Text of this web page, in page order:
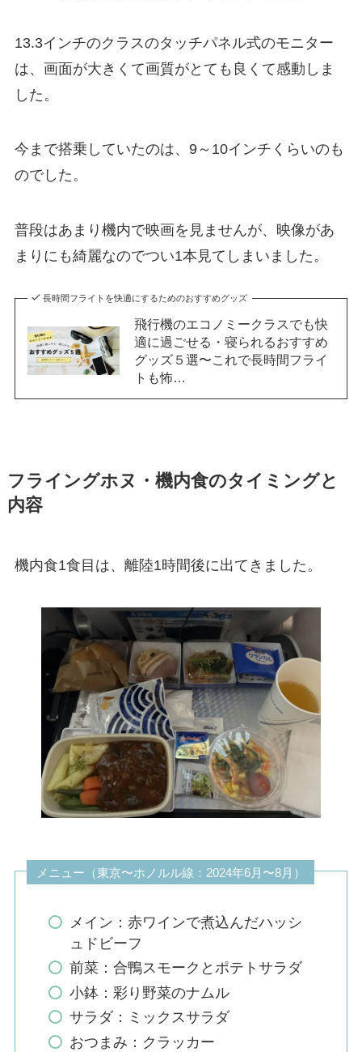
13.3インチのクラスのタッチパネル式のモニター
は、画面が大きくて画質がとても良くて感動しま
した。
今まで搭乗していたのは、9～10インチくらいのも
のでした。
普段はあまり機内で映画を見ませんが、映像があ
まりにも綺麗なのでつい1本見てしまいました。
長時間フライトを快適にするためのおすすめグッズ
飛行機のエコノミークラスでも快
適に過ごせる・寝られるおすすめ
グッズ５選〜これで長時間フライ
トも怖…
フライングホヌ・機内食のタイミングと
内容
機内食1食目は、離陸1時間後に出てきました。
メニュー（東京〜ホノルル線：2024年6月〜8月）
メイン：赤ワインで煮込んだハッシ
ュドビーフ
前菜：合鴨スモークとポテトサラダ
小鉢：彩り野菜のナムル
サラダ：ミックスサラダ
おつまみ：クラッカー